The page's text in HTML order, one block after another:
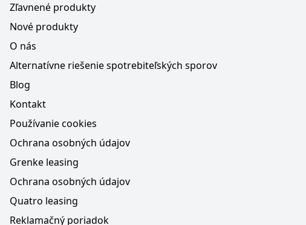
Zľavnené produkty
Nové produkty
O nás
Alternatívne riešenie spotrebiteľských sporov
Blog
Kontakt
Používanie cookies
Ochrana osobných údajov
Grenke leasing
Ochrana osobných údajov
Quatro leasing
Reklamačný poriadok